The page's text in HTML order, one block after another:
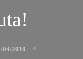
04/2010